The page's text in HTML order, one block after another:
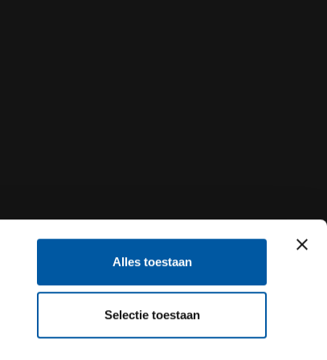
Alles toestaan
Selectie toestaan